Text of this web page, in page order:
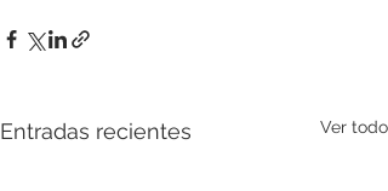
Entradas recientes Ver todo